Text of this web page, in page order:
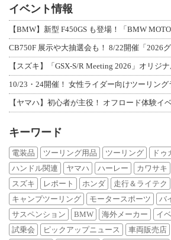
イベント情報
【BMW】新型 F450GS も登場！「BMW
CB750F 展示や大抽選会も！ 8/22開催「2026
【スズキ】「GSX-S/R Meeting 2026」オリジ
10/23・24開催！ 女性ライダー向けツーリン
【ヤマハ】初心者が主役！ オフロード体験イ
キーワード
電装品 ツーリング用品 ツーリング ドゥ
ハンドル関連
ヤマハ ハーレー カワサキ
スズキ
レポート ホンダ 走行＆ライテク
キャンプツーリング
モータースポーツ バ
サスペンション
BMW 海外メーカー イ
試乗会
ピックアップニュース 車両販売店